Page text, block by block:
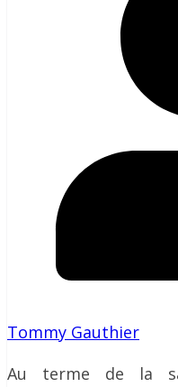
Tommy Gauthier
Au terme de la